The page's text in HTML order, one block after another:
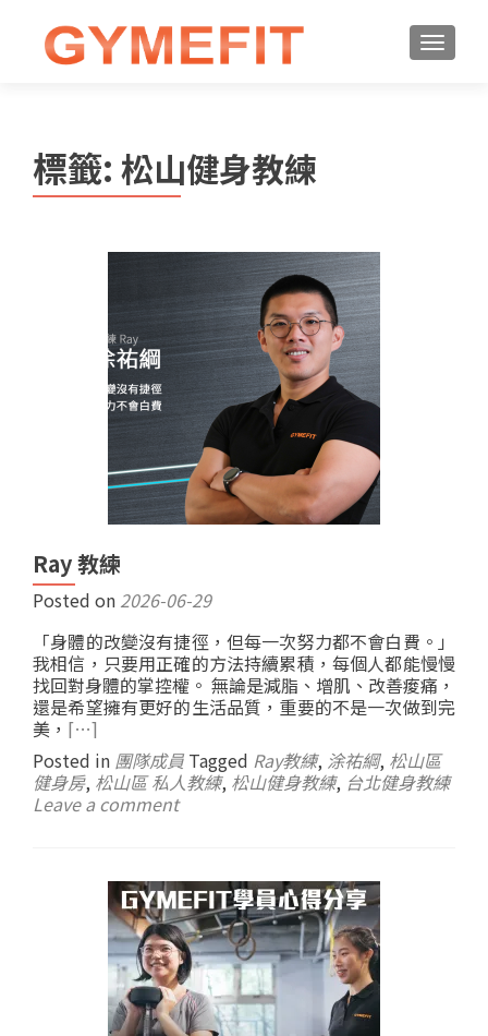
標籤: 松山健身教練
Ray 教練
Posted on 2026-06-29
「身體的改變沒有捷徑，但每一次努力都不會白費。」
我相信，只要用正確的方法持續累積，每個人都能慢慢
找回對身體的掌控權。 無論是減脂、增肌、改善痠痛，
還是希望擁有更好的生活品質，重要的不是一次做到完
美， […]
Posted in 團隊成員 Tagged Ray教練, 涂祐綱, 松山區
健身房, 松山區 私人教練, 松山健身教練, 台北健身教練
Leave a comment